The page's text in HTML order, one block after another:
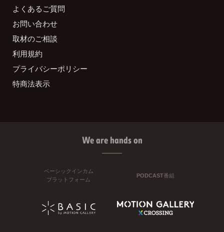
よくあるご質問
お問い合わせ
取材のご相談
利用規約
プライバシーポリシー
特商法表示
We are hands on
ベーシックインカム
プラットフォーム
PODCAST番組